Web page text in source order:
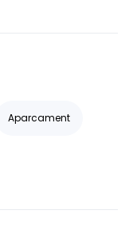
Aparcament